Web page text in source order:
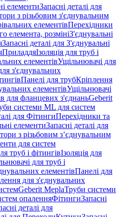
елементиЗапасні деталі для
з різьбовим з'єднувальним
елементівПерехідники
елемента, розмініЗ'єднувальні
Запасні деталі для З'єднувальні
ПриладдяІзоляція для труб і
елементівУщільнювачі для
з'єднувальних
Панелі для трубКріплення
елементівУщільнювачі
для фланцевих з'єднаньGeberit
системи ML для систем
для ФітингиПерехідники та
елементиЗапасні деталі для
з різьбовим з’єднувальним
для систем
труб і фітингівІзоляція для
для труб і
елементівПанелі для
для з'єднувальних
Geberit MeplaТруби системи
опаленняФітингиЗапасні
деталі для